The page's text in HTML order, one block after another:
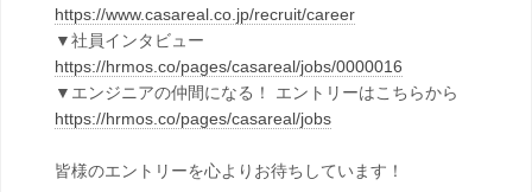
https://www.casareal.co.jp/recruit/career
▼社員インタビュー
https://hrmos.co/pages/casareal/jobs/0000016
▼エンジニアの仲間になる！ エントリーはこちらから
https://hrmos.co/pages/casareal/jobs
皆様のエントリーを心よりお待ちしています！